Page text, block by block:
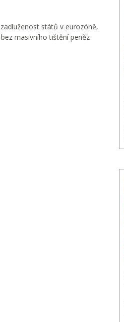
států v eurozóně,
masivního tištění peněz